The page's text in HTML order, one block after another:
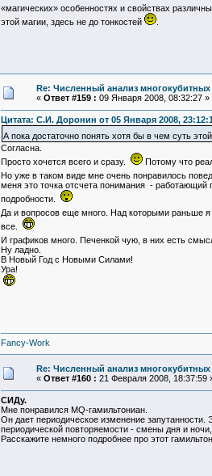
«магических» особенностях и свойствах
этой магии, здесь не до тонкостей
.
Re: Численный анализ многокубитных
« Ответ #159 : 09 Января 2008, 08:32:27 »
Цитата: С.И. Доронин от 05 Января 2008,
А пока достаточно понять хотя бы в чем суть
Согласна.
Просто хочется всего и сразу.
Потому что
Но уже в таком виде мне очень понравилось
меня это точка отсчета понимания -
подробности.
Да и вопросов еще много. Над которыми раньше
все.
И графиков много. Печенкой чую, в них есть
Ну ладно.
В Новый Год с Новыми Силами!
Ура!
Fancy-Work
Re: Численный анализ многокубитных
« Ответ #160 : 21 Февраля 2008, 18:37:59
СИДу.
Мне понравился MQ-гамильтониан.
Он дает периодическое изменение
периодической повторяемости - смены дня и
Расскажите немного подробнее про этот